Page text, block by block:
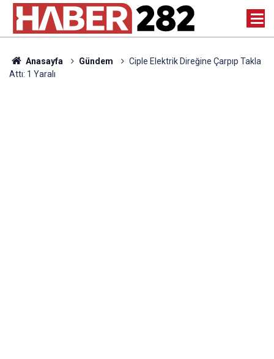
Anasayfa Gündem
Ciple Elektrik Direğine Çarpıp Takla
Attı: 1 Yaralı